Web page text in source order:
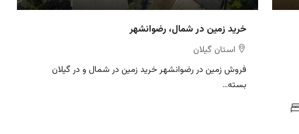
خرید زمین در شمال، رضوانشهر
استان گیلان
فروش زمین در رضوانشهر خرید زمین در شمال و در گیلان
بسته...